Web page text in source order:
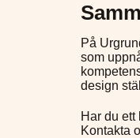
På
som
design
Har du
Kontakta